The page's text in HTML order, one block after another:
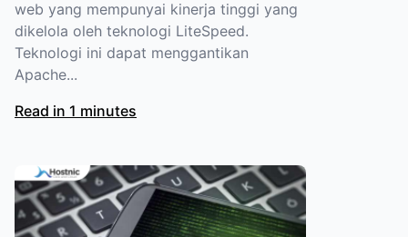
web yang mempunyai kinerja tinggi yang
dikelola oleh teknologi LiteSpeed.
Teknologi ini dapat menggantikan
Apache...
Read in 1 minutes